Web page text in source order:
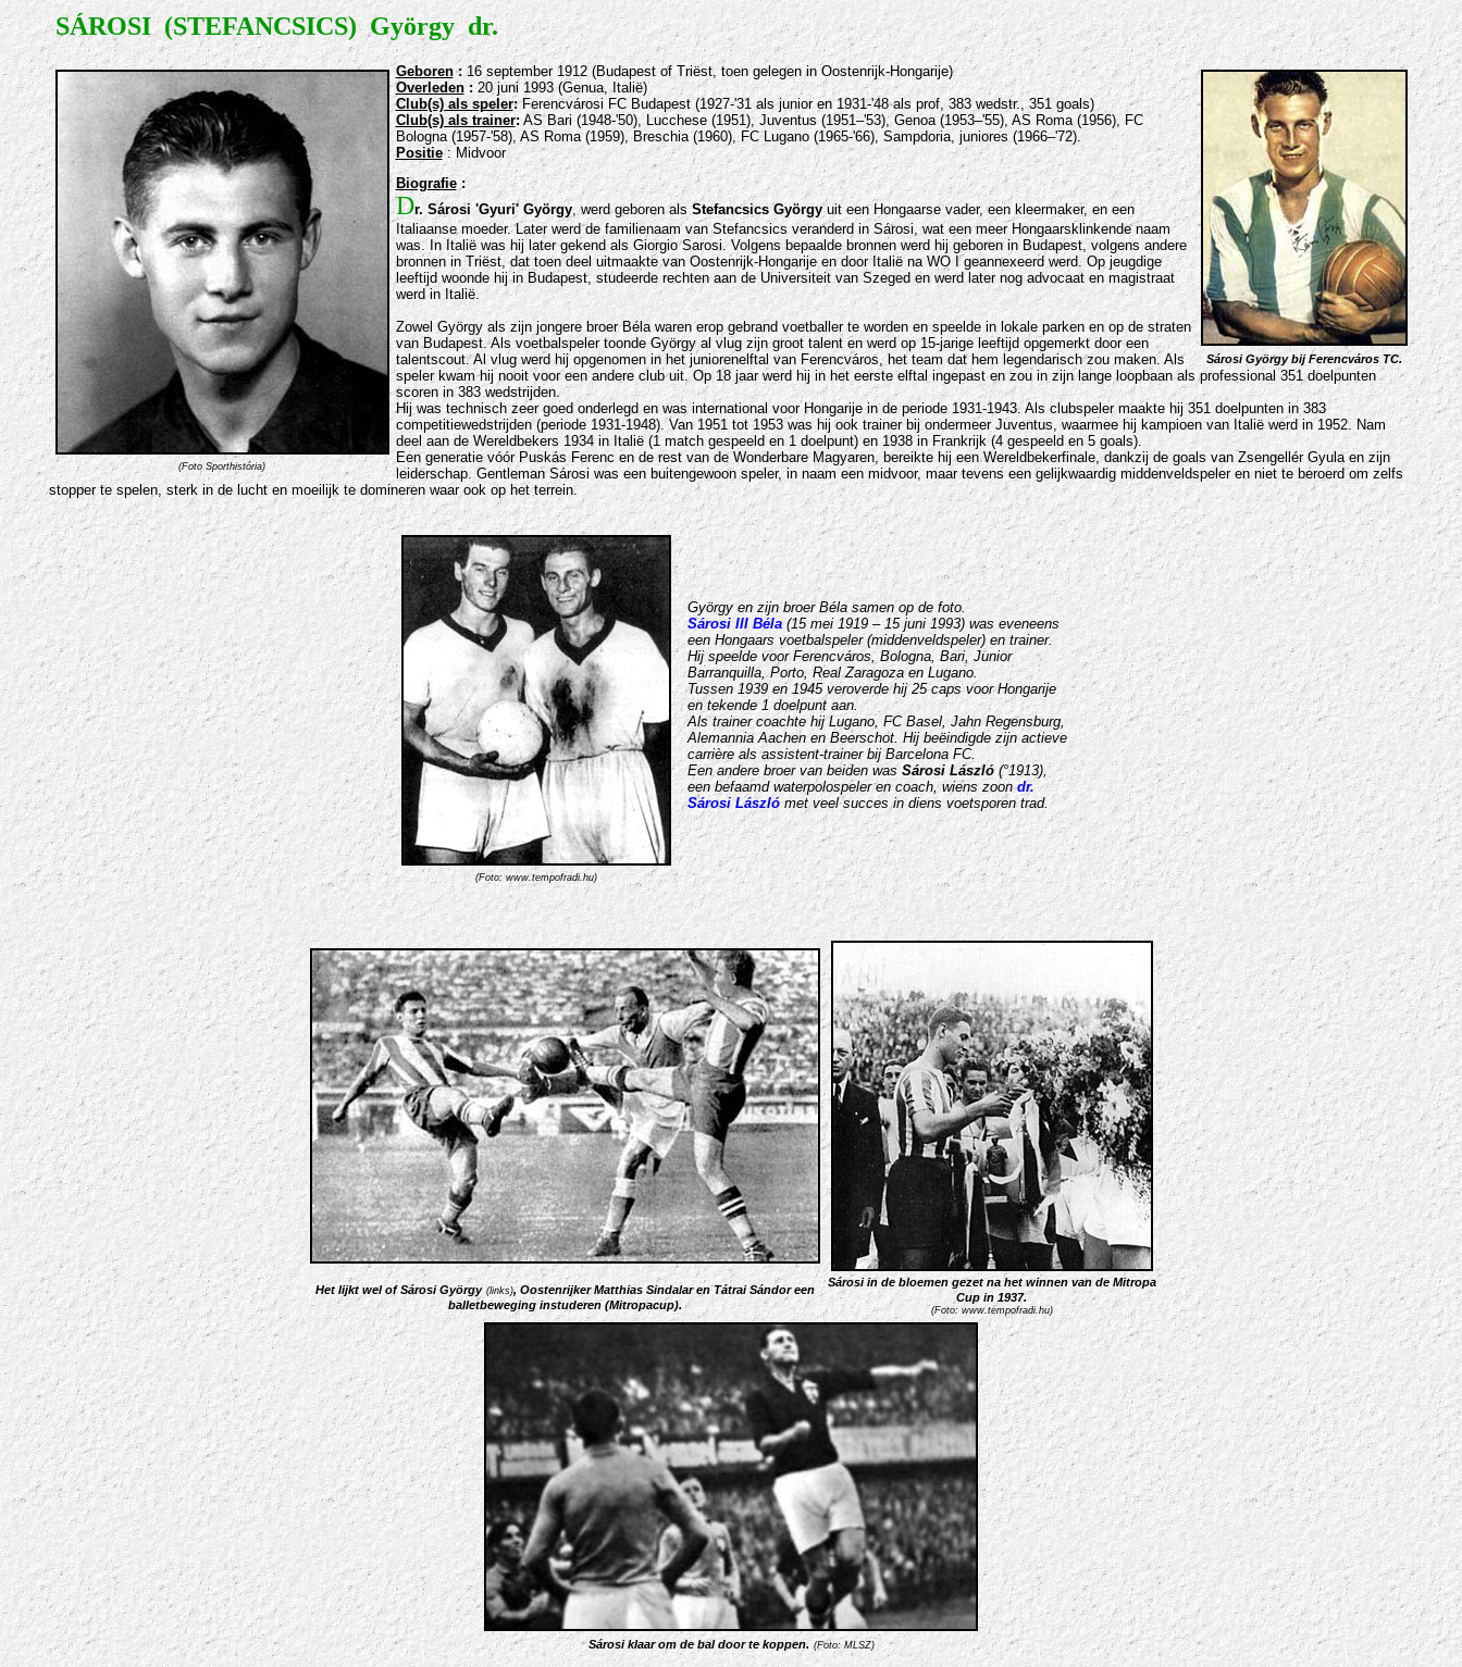
SÁROSI (STEFANCSICS) György dr.
(Foto Sporthistória)
Sárosi György bij Ferencváros TC.
Geboren:16 september 1912 (Budapest of Triëst, toen gelegen in Oostenrijk-Hongarije)
Overleden: 20 juni 1993 (Genua, Italië)
Club(s) als speler:Ferencvárosi FC Budapest (1927-'31 als junior en 1931-'48 als prof, 383 wedstr., 351 goals)
Club(s) als trainer:AS Bari (1948-'50), Lucchese (1951), Juventus (1951–'53), Genoa (1953–'55), AS Roma (1956), FC
Bologna (1957-'58), AS Roma (1959), Breschia (1960), FC Lugano (1965-'66), Sampdoria, juniores (1966–'72).
Positie : Midvoor
Biografie:
Dr. Sárosi 'Gyuri' György, werd geboren alsStefancsics Györgyuit een Hongaarse vader, een kleermaker, en een
Italiaanse moeder. Later werd de familienaam van Stefancsics veranderd in Sárosi, wat een meer Hongaarsklinkende naam
was. In Italië was hij later gekend als Giorgio Sarosi. Volgens bepaalde bronnen werd hij geboren in Budapest, volgens andere
bronnen in Triëst, dat toen deel uitmaakte van Oostenrijk-Hongarije en door Italië na WO I geannexeerd werd. Op jeugdige
leeftijd woonde hij in Budapest, studeerde rechten aan de Universiteit van Szeged en werd later nog advocaat en magistraat
werd in Italië.
Zowel György als zijn jongere broer Béla waren erop gebrand voetballer te worden en speelde in lokale parken en op de straten
van Budapest. Als voetbalspeler toonde György al vlug zijn groot talent en werd op 15-jarige leeftijd opgemerkt door een
talentscout. Al vlug werd hij opgenomen in het juniorenelftal van Ferencváros, het team dat hem legendarisch zou maken. Als
speler kwam hij nooit voor een andere club uit. Op 18 jaar werd hij in het eerste elftal ingepast en zou in zijn lange loopbaan als professional 351 doelpunten
scoren in 383 wedstrijden.
Hij was technisch zeer goed onderlegd en was international voor Hongarije in de periode 1931-1943. Als clubspeler maakte hij 351 doelpunten in 383
competitiewedstrijden (periode 1931-1948). Van 1951 tot 1953 was hij ook trainer bij ondermeer Juventus, waarmee hij kampioen van Italië werd in 1952. Nam
deel aan de Wereldbekers 1934 in Italië (1 match gespeeld en 1 doelpunt) en 1938 in Frankrijk (4 gespeeld en 5 goals).
Een generatie vóór Puskás Ferenc en de rest van de Wonderbare Magyaren, bereikte hij een Wereldbekerfinale, dankzij de goals van Zsengellér Gyula en zijn
leiderschap. Gentleman Sárosi was een buitengewoon speler, in naam een midvoor, maar tevens een gelijkwaardig middenveldspeler en niet te beroerd om zelfs
stopper te spelen, sterk in de lucht en moeilijk te domineren waar ook op het terrein.
(Foto: www.tempofradi.hu)
György en zijn broer Béla samen op de foto.
SárosiIII Béla(15 mei 1919 – 15 juni 1993) was eveneens
een Hongaars voetbalspeler (middenveldspeler) en trainer.
Hij speelde voor Ferencváros, Bologna, Bari, Junior
Barranquilla, Porto, Real Zaragoza en Lugano.
Tussen 1939 en 1945 veroverde hij 25 caps voor Hongarije
en tekende 1 doelpunt aan.
Als trainer coachte hij Lugano, FC Basel, Jahn Regensburg,
Alemannia Aachen en Beerschot. Hij beëindigde zijn actieve
carrière als assistent-trainer bij Barcelona FC.
Een andere broer van beiden wasSárosi László(°1913),
een befaamd waterpolospeler en coach, wiens zoondr.
Sárosi Lászlómet veel succes in diens voetsporen trad.
Het lijkt wel of Sárosi György (links), Oostenrijker Matthias Sindalar en Tátrai Sándor een
balletbeweging instuderen (Mitropacup).
Sárosi in de bloemen gezet na het winnen van de Mitropa
Cup in 1937.
(Foto:www.tempofradi.hu)
Sárosi klaar om de bal door te koppen. (Foto: MLSZ)